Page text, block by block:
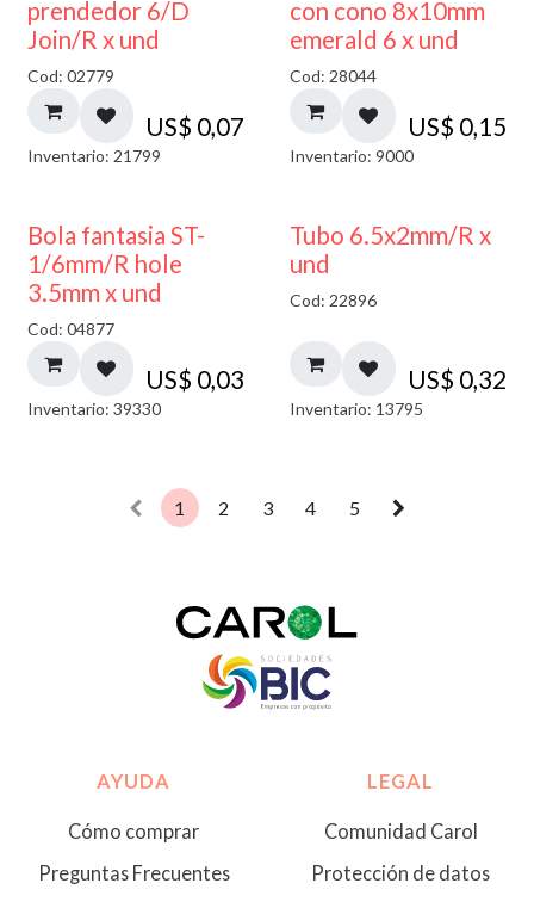
prendedor 6/D
Join/R x und
Cod: 02779
US$ 0,07
Inventario: 21799
con cono 8x10mm
emerald 6 x und
Cod: 28044
US$ 0,15
Inventario: 9000
Bola fantasia ST-
1/6mm/R hole
3.5mm x und
Cod: 04877
US$ 0,03
Inventario: 39330
Tubo 6.5x2mm/R x
und
Cod: 22896
US$ 0,32
Inventario: 13795
1 2 3 4 5
AYUDA
Cómo comprar
Preguntas Frecuentes
LEGAL
Comunidad Carol
Protección de datos